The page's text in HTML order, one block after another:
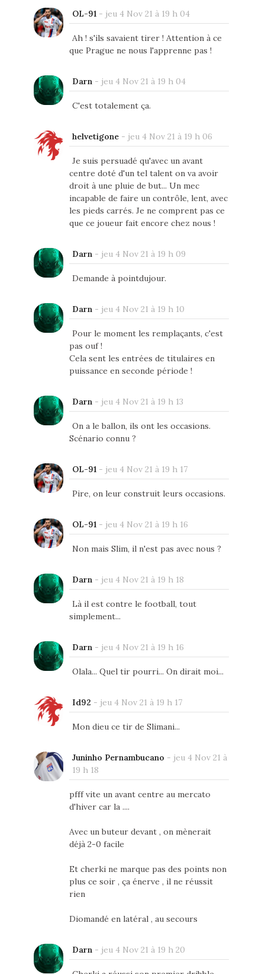
OL-91- jeu 4 Nov 21 à 19 h 04
Ah ! s'ils savaient tirer ! Attention à ce
que Prague ne nous l'apprenne pas !
Darn- jeu 4 Nov 21 à 19 h 04
C'est totalement ça.
helvetigone- jeu 4 Nov 21 à 19 h 06
Je suis persuadé qu'avec un avant
centre doté d'un tel talent on va avoir
droit à une pluie de but... Un mec
incapable de faire un contrôle, lent, avec
les pieds carrés. Je ne comprent pas ce
que ce joueur fait encore chez nous !
Darn- jeu 4 Nov 21 à 19 h 09
Demande à pointdujour.
Darn- jeu 4 Nov 21 à 19 h 10
Pour le moment les remplaçants, c'est
pas ouf !
Cela sent les entrées de titulaires en
puissance en seconde période !
Darn- jeu 4 Nov 21 à 19 h 13
On a le ballon, ils ont les occasions.
Scénario connu ?
OL-91- jeu 4 Nov 21 à 19 h 17
Pire, on leur construit leurs occasions.
OL-91- jeu 4 Nov 21 à 19 h 16
Non mais Slim, il n'est pas avec nous ?
Darn- jeu 4 Nov 21 à 19 h 18
Là il est contre le football, tout
simplement...
Darn- jeu 4 Nov 21 à 19 h 16
Olala... Quel tir pourri... On dirait moi...
Id92 - jeu 4 Nov 21 à 19 h 17
Mon dieu ce tir de Slimani...
Juninho Pernambucano - jeu 4 Nov 21 à
19 h 18
pfff vite un avant centre au mercato
d'hiver car la ....
Avec un buteur devant , on mènerait
déjà 2-0 facile
Et cherki ne marque pas des points non
plus ce soir , ça énerve , il ne réussit
rien
Diomandé en latéral , au secours
Darn- jeu 4 Nov 21 à 19 h 20